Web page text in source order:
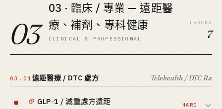
標竿 · BENCHMARK
Oura 估值 $5B · Whoop $3.6B
最適合 · BEST FIT
硬體老炮 + 資本側 · 個人勿入
資金底線 · CAPITAL
GTM · SALES MOTION
生物駭客 KOL + 訂閱 + Rx
Levels 估值 $300M+ · Nutrisense $30M+
最適合 · BEST FIT
查看深度分析 →
03
03 · 臨床 / 專業 — 遠距醫
療、補劑、專科健康
CLINICAL & PROFESSIONAL
TRACKS
7
03.01 遠距醫療 / DTC 處方 Telehealth / DTC Rx
⊛ GLP-1 / 減重處方遠距 HARD